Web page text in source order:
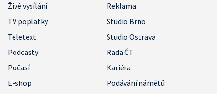
Živé vysílání
Reklama
TV poplatky
Studio Brno
Teletext
Studio Ostrava
Podcasty
Rada ČT
Počasí
Kariéra
E-shop
Podávání námětů